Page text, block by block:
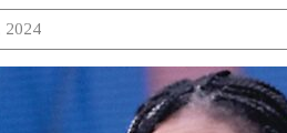
2024